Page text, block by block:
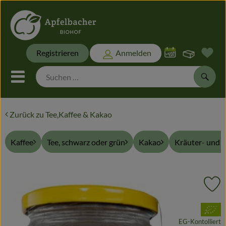
Registrieren Anmelden
Mobiles Menu öffnen oder
Biokisten
Themen
Frisches
Naturwaren
Zurück zu Tee,Kaffee & Kakao
Kaffee Tee, schwarz oder grün Kakao Kräuter- und
, Verband:
EG-Kontolliert